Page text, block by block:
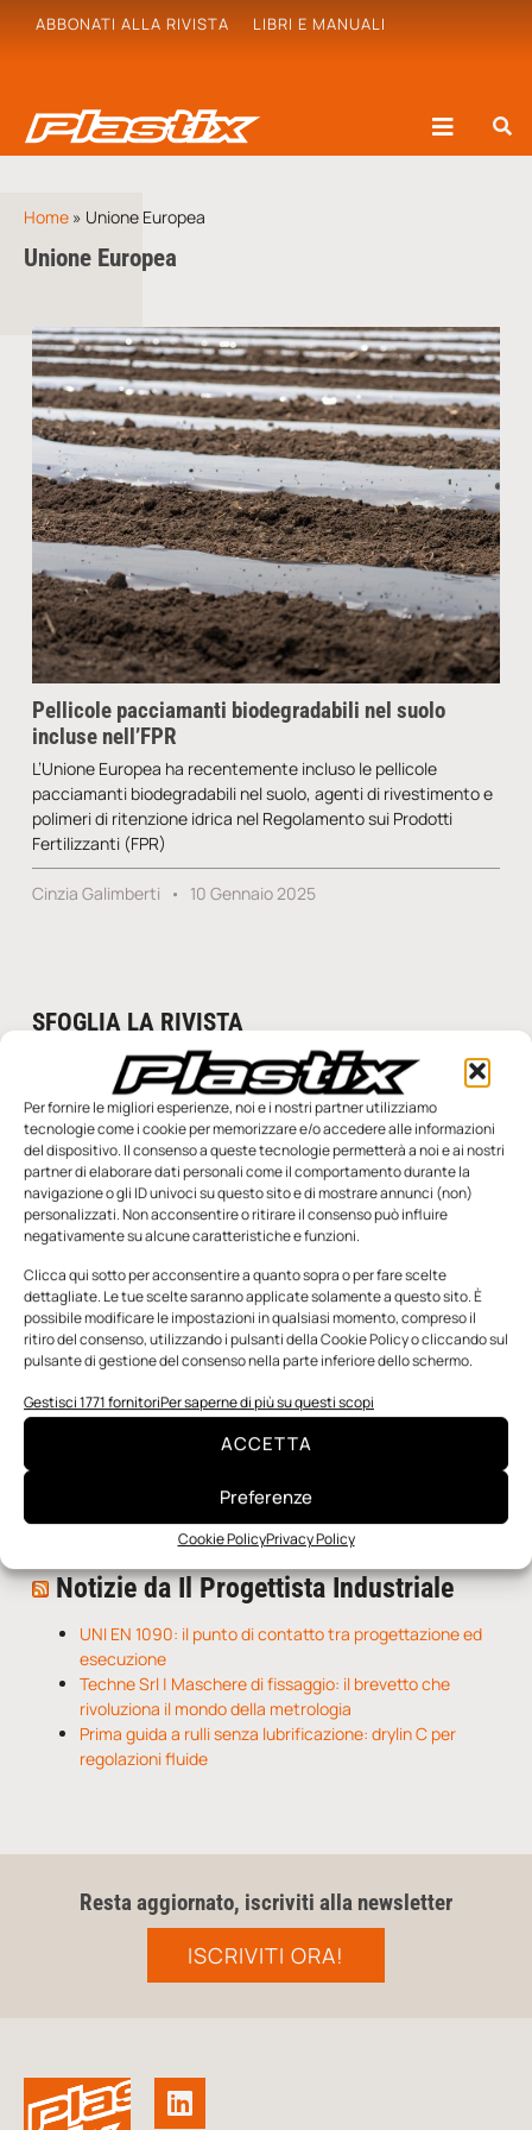
Per fornire le migliori esperienze, noi e i nostri partner utilizziamo
tecnologie come i cookie per memorizzare e/o accedere alle informazioni
del dispositivo. Il consenso a queste tecnologie permetterà a noi e ai nostri
partner di elaborare dati personali come il comportamento durante la
navigazione o gli ID univoci su questo sito e di mostrare annunci (non)
personalizzati. Non acconsentire o ritirare il consenso può influire
negativamente su alcune caratteristiche e funzioni.
Clicca qui sotto per acconsentire a quanto sopra o per fare scelte
dettagliate. Le tue scelte saranno applicate solamente a questo sito. È
possibile modificare le impostazioni in qualsiasi momento, compreso il
ritiro del consenso, utilizzando i pulsanti della Cookie Policy o cliccando sul
pulsante di gestione del consenso nella parte inferiore dello schermo.
Gestisci 1771 fornitoriPer saperne di più su questi scopi
ACCETTA
Preferenze
Cookie PolicyPrivacy Policy
ABBONATI ALLA RIVISTA LIBRI E MANUALI
Home » Unione Europea
Unione Europea
Pellicole pacciamanti biodegradabili nel suolo
incluse nell’FPR
L’Unione Europea ha recentemente incluso le pellicole
pacciamanti biodegradabili nel suolo, agenti di rivestimento e
polimeri di ritenzione idrica nel Regolamento sui Prodotti
Fertilizzanti (FPR)
Cinzia Galimberti 10 Gennaio 2025
SFOGLIA LA RIVISTA
Edicola Web
Notizie da Meccanicanews
I nanonastri di grafene come potenziali sensori per i
con un singolo motore
Notizie da Il Progettista Industriale
UNI EN 1090: il punto di contatto tra progettazione ed
esecuzione
Techne Srl | Maschere di fissaggio: il brevetto che
rivoluziona il mondo della metrologia
Prima guida a rulli senza lubrificazione: drylin C per
regolazioni fluide
Resta aggiornato, iscriviti alla newsletter
ISCRIVITI ORA!